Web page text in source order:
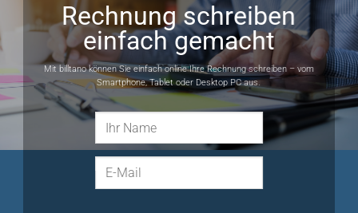
Rechnung schreiben
einfach gemacht
Mit billtano können Sie einfach online Ihre Rechnung schreiben – vom
Smartphone, Tablet oder Desktop PC aus.